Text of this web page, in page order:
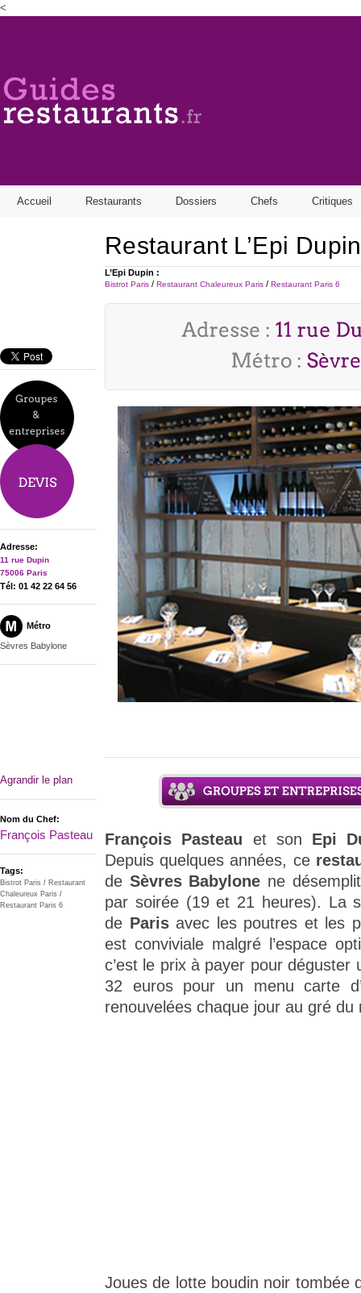
<
Accueil Restaurants Dossiers Chefs Critiques
Adresse:
11 rue Dupin
75006 Paris
Tél: 01 42 22 64 56
Métro
Sèvres Babylone
Agrandir le plan
Nom du Chef:
François Pasteau
Tags:
Bistrot Paris / Restaurant
Chaleureux Paris /
Restaurant Paris 6
Restaurant L’Epi Dupin
L’Epi Dupin :
Bistrot Paris / Restaurant Chaleureux Paris / Restaurant Paris 6
François Pasteau et son Epi
Depuis quelques années, ce
de Sèvres Babylone ne
par soirée (19 et 21 heures). La
de Paris avec les poutres et les
est conviviale malgré l’espace
c’est le prix à payer pour
32 euros pour un menu carte
renouvelées chaque jour au gré du
Joues de lotte boudin noir tombée